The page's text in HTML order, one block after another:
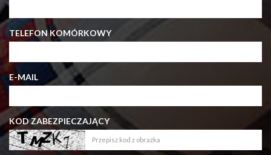
TELEFON KOMÓRKOWY
E-MAIL
KOD ZABEZPIECZAJĄCY